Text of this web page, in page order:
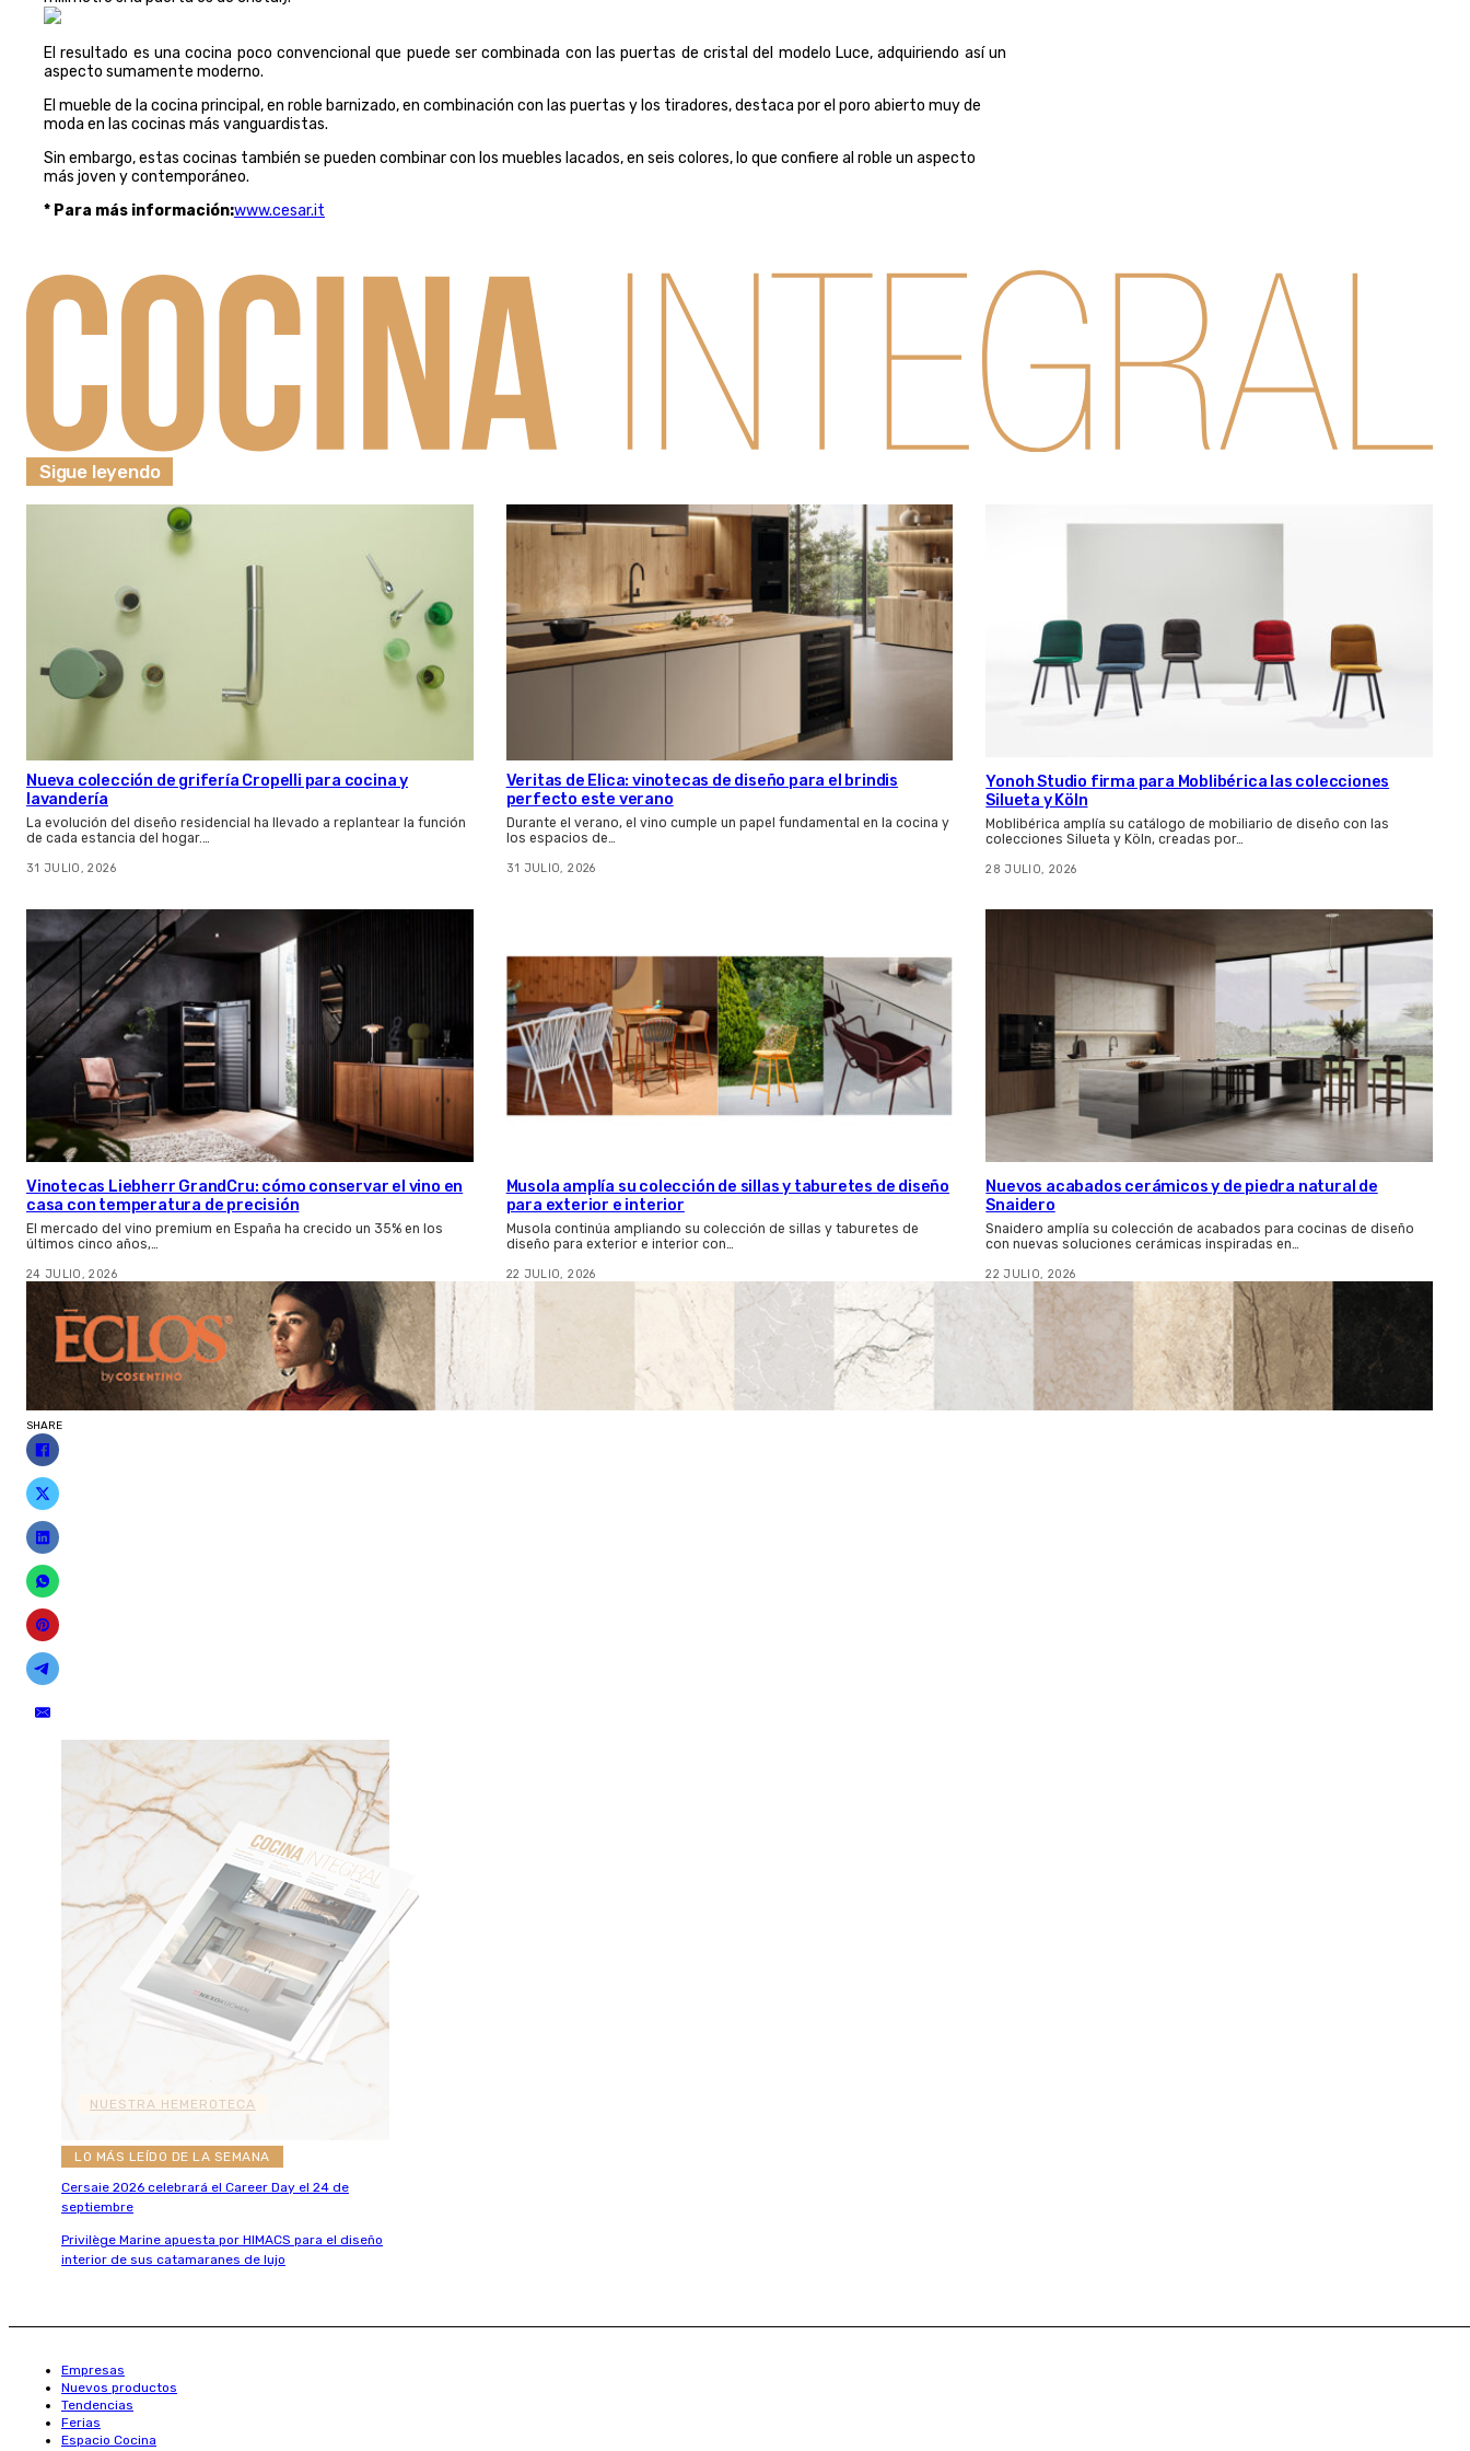
El resultado es una cocina poco convencional que puede ser combinada con las puertas de cristal del modelo Luce, adquiriendo así un
aspecto sumamente moderno.
El mueble de la cocina principal, en roble barnizado, en combinación con las puertas y los tiradores, destaca por el poro abierto muy de
moda en las cocinas más vanguardistas.
Sin embargo, estas cocinas también se pueden combinar con los muebles lacados, en seis colores, lo que confiere al roble un aspecto
más joven y contemporáneo.
* Para más información:www.cesar.it
Sigue leyendo
Nueva colección de grifería Cropelli para cocina y
lavandería
La evolución del diseño residencial ha llevado a replantear la función
de cada estancia del hogar.…
31 JULIO, 2026
Veritas de Elica: vinotecas de diseño para el brindis
perfecto este verano
Durante el verano, el vino cumple un papel fundamental en la cocina y
los espacios de…
31 JULIO, 2026
Yonoh Studio firma para Moblibérica las colecciones
Silueta y Köln
Moblibérica amplía su catálogo de mobiliario de diseño con las
colecciones Silueta y Köln, creadas por…
28 JULIO, 2026
Vinotecas Liebherr GrandCru: cómo conservar el vino en
casa con temperatura de precisión
El mercado del vino premium en España ha crecido un 35% en los
últimos cinco años,…
24 JULIO, 2026
Musola amplía su colección de sillas y taburetes de diseño
para exterior e interior
Musola continúa ampliando su colección de sillas y taburetes de
diseño para exterior e interior con…
22 JULIO, 2026
Nuevos acabados cerámicos y de piedra natural de
Snaidero
Snaidero amplía su colección de acabados para cocinas de diseño
con nuevas soluciones cerámicas inspiradas en…
22 JULIO, 2026
SHARE
NUESTRA HEMEROTECA
LO MÁS LEÍDO DE LA SEMANA
Cersaie 2026 celebrará el Career Day el 24 de
septiembre
Privilège Marine apuesta por HIMACS para el diseño
interior de sus catamaranes de lujo
Empresas
Nuevos productos
Tendencias
Ferias
Espacio Cocina